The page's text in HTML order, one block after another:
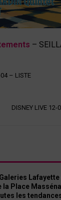
–
– LISTE
DISNEY LIVE
la Place
les